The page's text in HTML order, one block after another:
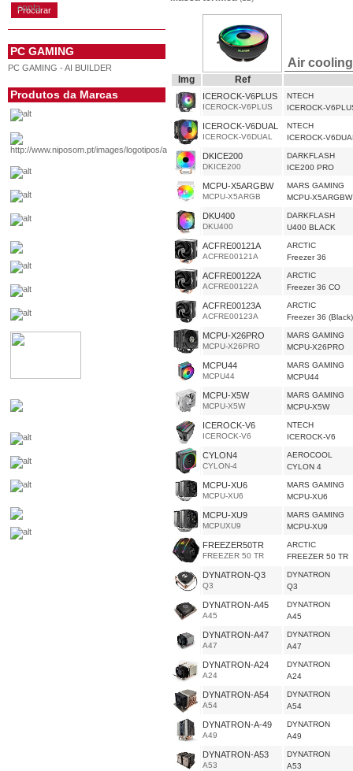
conta
PC GAMING
PC GAMING - AI BUILDER
Produtos da Marcas
Air
Img Ref
ICEROCK-V6PLUS
ICEROCK-V6PLUS
NTECH
ICEROCK-
ICEROCK-V6DUAL
ICEROCK-V6DUAL
NTECH
ICEROCK-
DKICE200
DKICE200
DARKFLASH
ICE200 PRO
MCPU-X5ARGBW
MCPU-X5ARGB
MARS GAMING
MCPU-X5ARGBW
DKU400
DKU400
DARKFLASH
U400 BLACK
ACFRE00121A
ACFRE00121A
ARCTIC
Freezer 36
ACFRE00122A
ACFRE00122A
ARCTIC
Freezer 36 CO
ACFRE00123A
ACFRE00123A
ARCTIC
Freezer 36 (Black)
MCPU-X26PRO
MCPU-X26PRO
MARS GAMING
MCPU-X26PRO
MCPU44
MCPU44
MARS GAMING
MCPU44
MCPU-X5W
MCPU-X5W
MARS GAMING
MCPU-X5W
ICEROCK-V6
ICEROCK-V6
NTECH
ICEROCK-V6
CYLON4
CYLON-4
AEROCOOL
CYLON 4
MCPU-XU6
MCPU-XU6
MARS GAMING
MCPU-XU6
MCPU-XU9
MCPUXU9
MARS GAMING
MCPU-XU9
FREEZER50TR
FREEZER 50 TR
ARCTIC
FREEZER 50 TR
DYNATRON-Q3
Q3
DYNATRON
Q3
DYNATRON-A45
A45
DYNATRON
A45
DYNATRON-A47
A47
DYNATRON
A47
DYNATRON-A24
A24
DYNATRON
A24
DYNATRON-A54
A54
DYNATRON
A54
DYNATRON-A-49
A49
DYNATRON
A49
DYNATRON-A53
A53
DYNATRON
A53